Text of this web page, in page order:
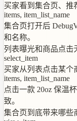
买家看到集合页、推
items, item_list_name
集合页打开后
和名称。
列表曝光和商品点击
select_item
买家从列表点击某个
items, item_list_name
点击一款 20oz 保温
致。
集合页到底带来哪些